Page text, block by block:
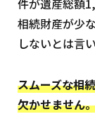
件が遺産総額
相続財産が少
しないとは言
スムーズな相
欠かせません